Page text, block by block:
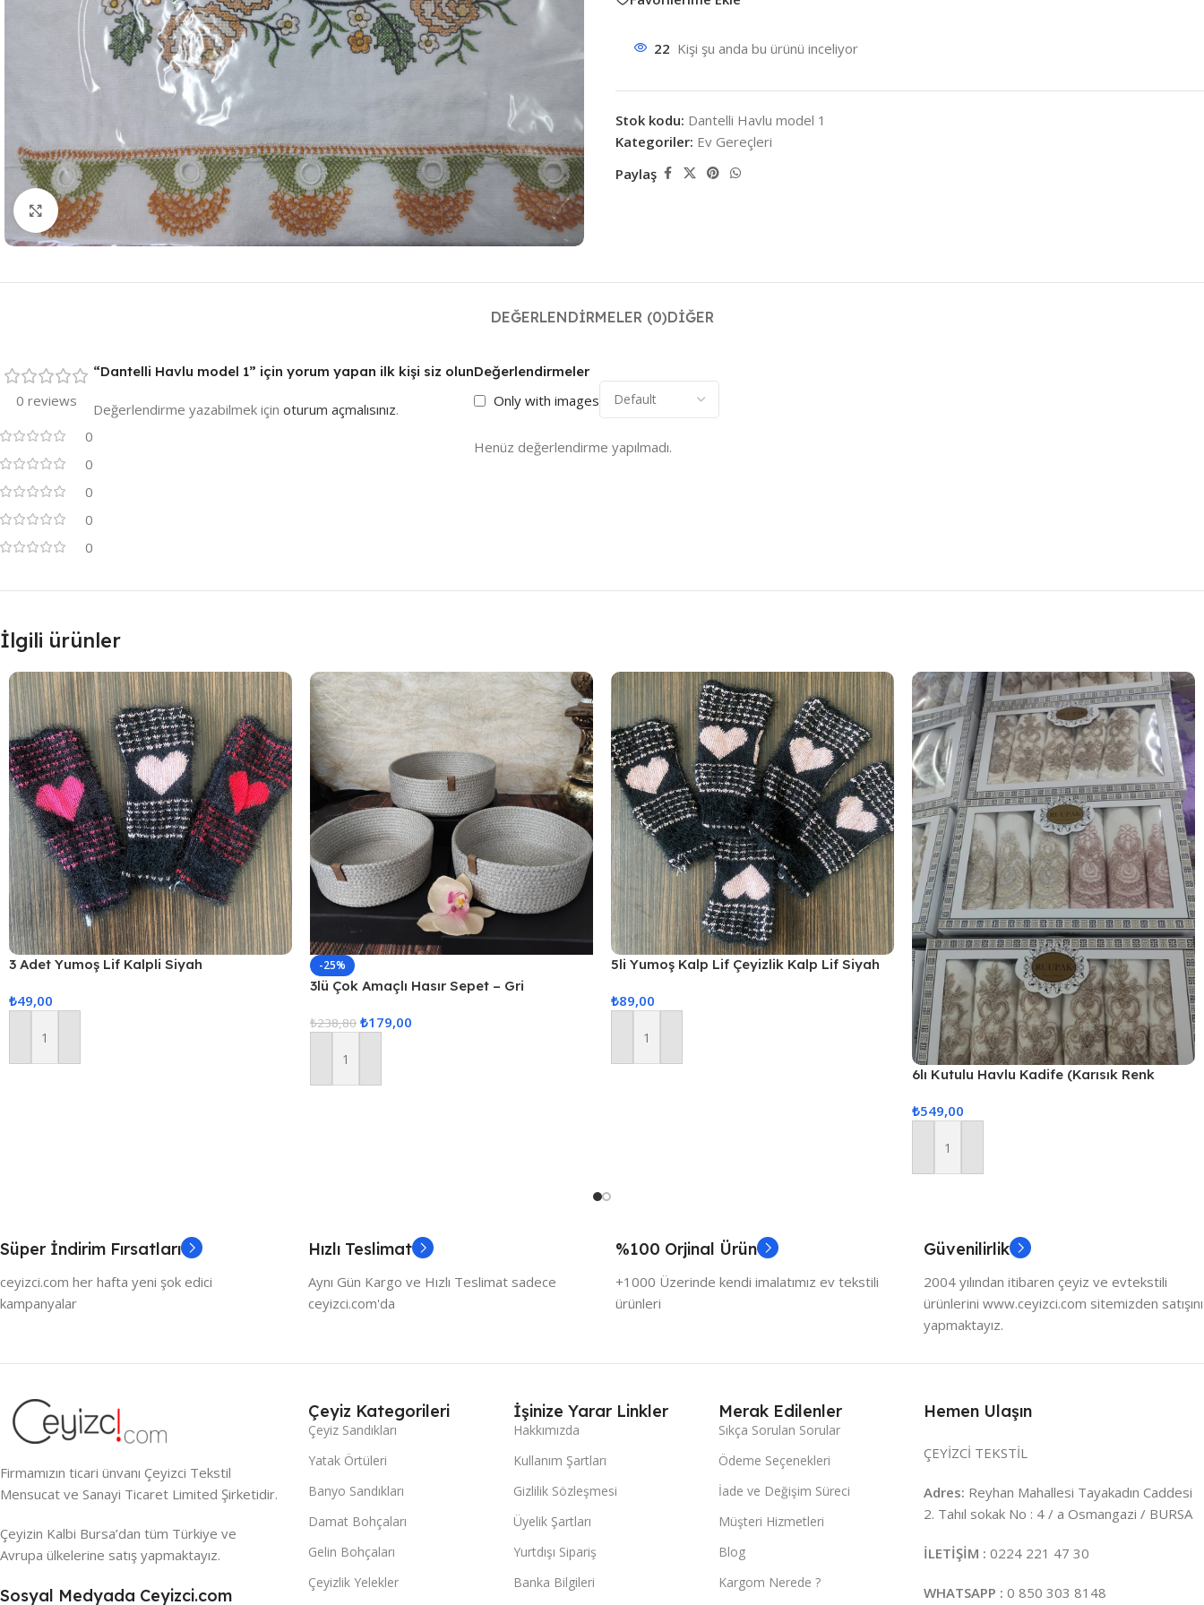
Resmi Büyüt
22 Kişi şu anda bu ürünü inceliyor
Stok kodu: Dantelli Havlu model 1
Kategoriler: Ev Gereçleri
Paylaş
DEĞERLENDIRMELER (0)DIĞER
0 reviews
0
0
0
0
0
Değerlendirmeler
Only with images
Henüz değerlendirme yapılmadı.
“Dantelli Havlu model 1” için yorum yapan ilk kişi siz olun
Değerlendirme yazabilmek için oturum açmalısınız.
İlgili ürünler
3 Adet Yumoş Lif Kalpli Siyah
₺49,00
Sepete Ekle
-25%
3lü Çok Amaçlı Hasır Sepet – Gri
₺238,80 ₺179,00
Sepete Ekle
5li Yumoş Kalp Lif Çeyizlik Kalp Lif Siyah
₺89,00
Sepete Ekle
6lı Kutulu Havlu Kadife (Karısık Renk
₺549,00
Sepete Ekle
Süper İndirim Fırsatları
ceyizci.com her hafta yeni şok edici
kampanyalar
Hızlı Teslimat
Aynı Gün Kargo ve Hızlı Teslimat sadece
ceyizci.com'da
%100 Orjinal Ürün
+1000 Üzerinde kendi imalatımız ev tekstili
ürünleri
Güvenilirlik
2004 yılından itibaren çeyiz ve evtekstili
ürünlerini www.ceyizci.com sitemizden satışını
yapmaktayız.
Firmamızın ticari ünvanı Çeyizci Tekstil
Mensucat ve Sanayi Ticaret Limited Şirketidir.
Çeyizin Kalbi Bursa’dan tüm Türkiye ve
Avrupa ülkelerine satış yapmaktayız.
Sosyal Medyada Ceyizci.com
Çeyiz Kategorileri
Çeyiz Sandıkları
Yatak Örtüleri
Banyo Sandıkları
Damat Bohçaları
Gelin Bohçaları
Çeyizlik Yelekler
İşinize Yarar Linkler
Hakkımızda
Kullanım Şartları
Gizlilik Sözleşmesi
Üyelik Şartları
Yurtdışı Sipariş
Banka Bilgileri
Merak Edilenler
Sıkça Sorulan Sorular
Ödeme Seçenekleri
İade ve Değişim Süreci
Müşteri Hizmetleri
Blog
Kargom Nerede ?
Hemen Ulaşın
ÇEYİZCİ TEKSTİL
Adres: Reyhan Mahallesi Tayakadın Caddesi
2. Tahıl sokak No : 4 / a Osmangazi / BURSA
İLETİŞİM : 0224 221 47 30
WHATSAPP : 0 850 303 8148